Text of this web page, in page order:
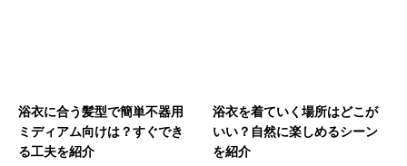
浴衣に合う髪型で簡単不器用
ミディアム向けは？すぐでき
る工夫を紹介
浴衣を着ていく場所はどこが
いい？自然に楽しめるシーン
を紹介